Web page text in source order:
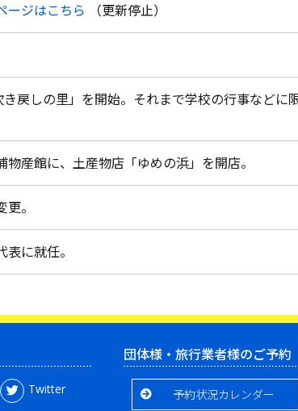
ージはこちら （更新停止）
戻しの里」を開始。それまで学校の行事などに
産館に、土産物店「ゆめの浜」を開店。
。
に就任。
Twitter
団体様・旅行業者様のご予約
予約状況カレンダー